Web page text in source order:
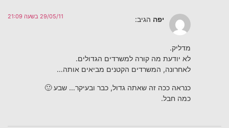
יפה הגיב: 29/05/11 בשעה 21:09
מדליק.
לא יודעת מה קורה למשרדים הגדולים.
לאחרונה, המשרדים הקטנים מביאים אותה…
כנראה ככה זה שאתה גדול, כבר ובעיקר… שבע 🙂
כמה חבל.